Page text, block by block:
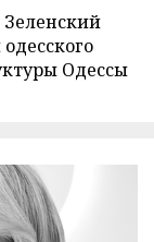
Одессы